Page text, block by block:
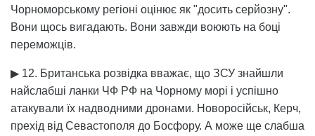
Чорноморському регіоні оцінює як "досить серйозну".
Вони щось вигадають. Вони завжди воюють на боці
переможців.
▶ 12. Британська розвідка вважає, що ЗСУ знайшли
найслабші ланки ЧФ РФ на Чорному морі і успішно
атакували їх надводними дронами. Новоросійськ, Керч,
прехід від Севастополя до Босфору. А може ще слабша